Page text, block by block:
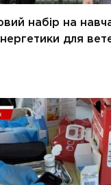
набір на
для